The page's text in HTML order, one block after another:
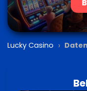
Lucky Casino ›